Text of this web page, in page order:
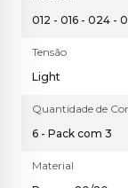
012 - 016 - 024 -
Tensão
Light
Quantidade de
6 - Pack com 3
Material